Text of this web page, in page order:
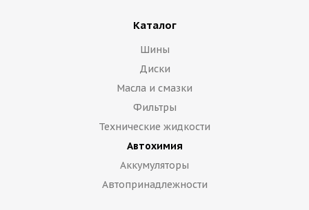
Каталог
Шины
Диски
Масла и смазки
Фильтры
Технические жидкости
Автохимия
Аккумуляторы
Автопринадлежности